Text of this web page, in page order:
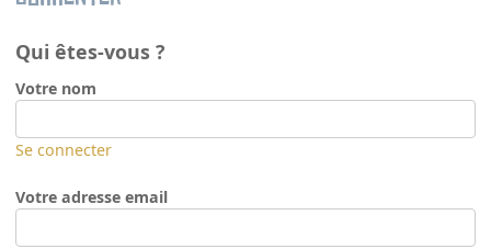
Qui êtes-vous ?
Votre nom
Se connecter
Votre adresse email